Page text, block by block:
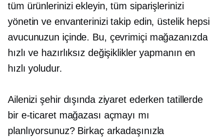
tüm ürünlerinizi ekleyin, tüm siparişlerinizi
yönetin ve envanterinizi takip edin, üstelik hepsi
avucunuzun içinde. Bu, çevrimiçi mağazanızda
hızlı ve hazırlıksız değişiklikler yapmanın en
hızlı yoludur.
Ailenizi şehir dışında ziyaret ederken tatillerde
bir e-ticaret mağazası açmayı mı
planlıyorsunuz? Birkaç arkadaşınızla